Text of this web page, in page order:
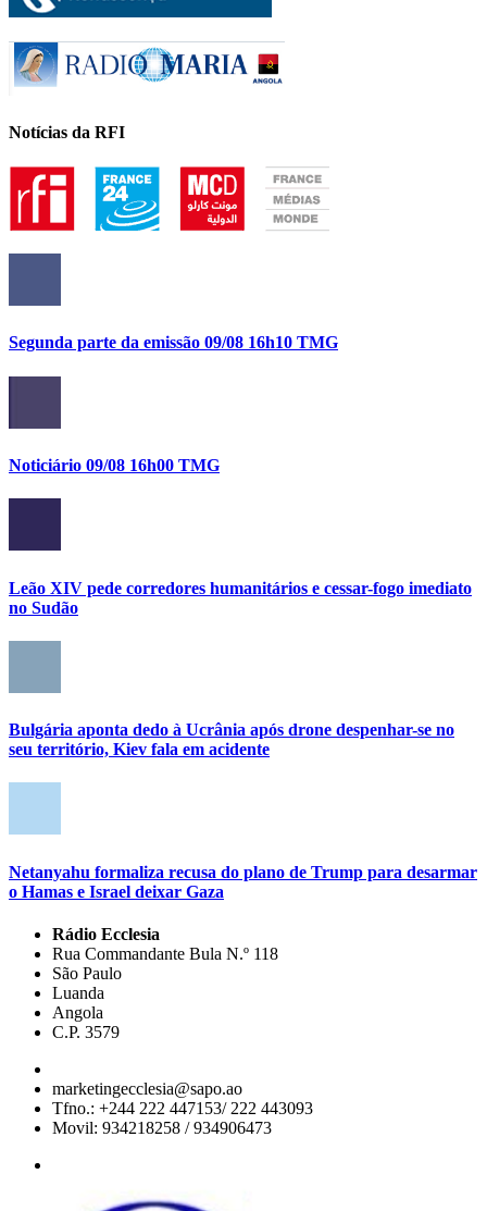
Notícias da RFI
Segunda parte da emissão 09/08 16h10 TMG
Noticiário 09/08 16h00 TMG
Leão XIV pede corredores humanitários e cessar-fogo imediato
no Sudão
Bulgária aponta dedo à Ucrânia após drone despenhar-se no
seu território, Kiev fala em acidente
Netanyahu formaliza recusa do plano de Trump para desarmar
o Hamas e Israel deixar Gaza
Rádio Ecclesia
Rua Commandante Bula N.º 118
São Paulo
Luanda
Angola
C.P. 3579
marketingecclesia@sapo.ao
Tfno.: +244 222 447153/ 222 443093
Movil: 934218258 / 934906473